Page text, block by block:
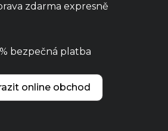
zdarma expresně
bezpečná platba
online obchod